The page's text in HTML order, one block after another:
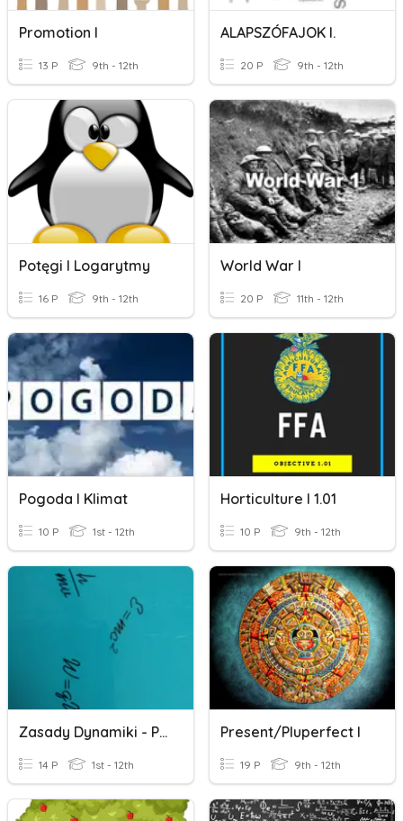
Promotion I
13 P 9th - 12th
ALAPSZÓFAJOK I.
20 P 9th - 12th
Potęgi I Logarytmy
16 P 9th - 12th
World War I
20 P 11th - 12th
Pogoda I Klimat
10 P 1st - 12th
Horticulture I 1.01
10 P 9th - 12th
Zasady Dynamiki - Podstawa
14 P 1st - 12th
Present/pluperfect I
19 P 9th - 12th